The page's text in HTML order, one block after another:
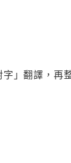
」翻譯，再